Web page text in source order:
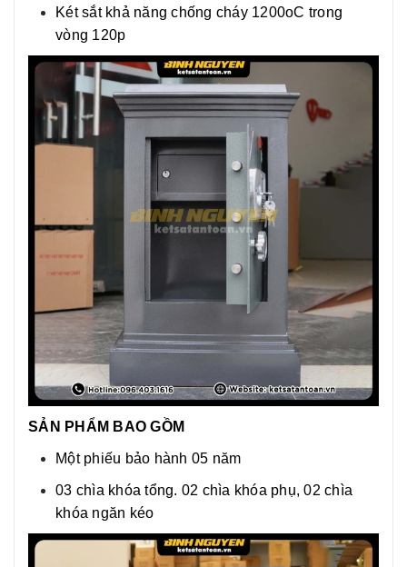
Két sắt khả năng chống cháy 1200oC trong
vòng 120p
SẢN PHẨM BAO GỒM
Một phiếu bảo hành 05 năm
03 chìa khóa tổng. 02 chìa khóa phụ, 02 chìa
khóa ngăn kéo